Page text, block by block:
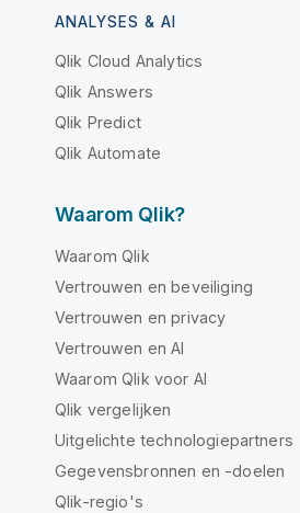
ANALYSES & AI
Qlik Cloud Analytics
Qlik Answers
Qlik Predict
Qlik Automate
Waarom Qlik?
Waarom Qlik
Vertrouwen en beveiliging
Vertrouwen en privacy
Vertrouwen en AI
Waarom Qlik voor AI
Qlik vergelijken
Uitgelichte technologiepartners
Gegevensbronnen en -doelen
Qlik-regio's